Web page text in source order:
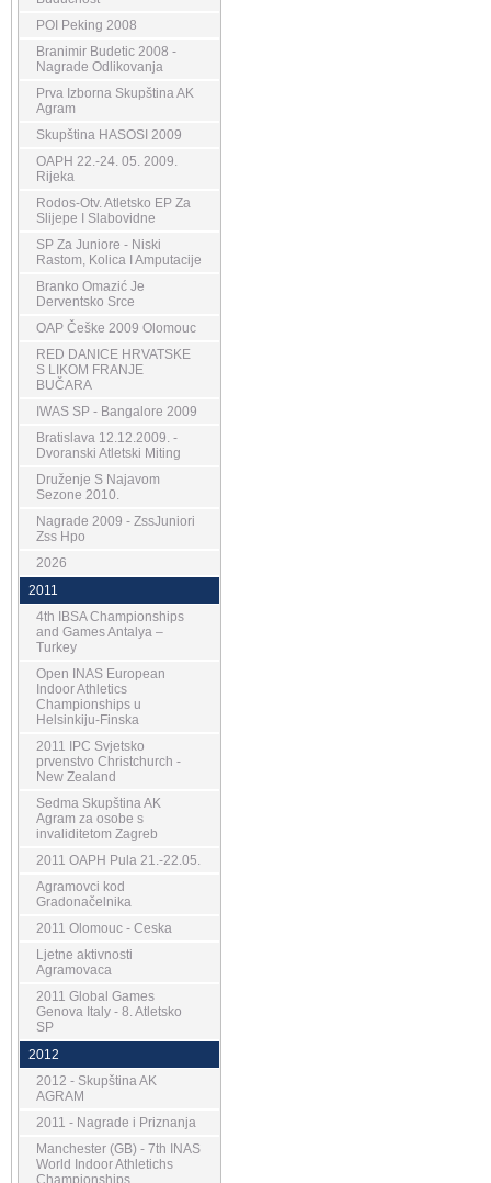
POI Peking 2008
Branimir Budetic 2008 -
Nagrade Odlikovanja
Prva Izborna Skupština AK
Agram
Skupština HASOSI 2009
OAPH 22.-24. 05. 2009.
Rijeka
Rodos-Otv. Atletsko EP Za
Slijepe I Slabovidne
SP Za Juniore - Niski
Rastom, Kolica I Amputacije
Branko Omazić Je
Derventsko Srce
OAP Češke 2009 Olomouc
RED DANICE HRVATSKE
S LIKOM FRANJE
BUČARA
IWAS SP - Bangalore 2009
Bratislava 12.12.2009. -
Dvoranski Atletski Miting
Druženje S Najavom
Sezone 2010.
Nagrade 2009 - ZssJuniori
Zss Hpo
2026
2011
4th IBSA Championships
and Games Antalya –
Turkey
Open INAS European
Indoor Athletics
Championships u
Helsinkiju-Finska
2011 IPC Svjetsko
prvenstvo Christchurch -
New Zealand
Sedma Skupština AK
Agram za osobe s
invaliditetom Zagreb
2011 OAPH Pula 21.-22.05.
Agramovci kod
Gradonačelnika
2011 Olomouc - Ceska
Ljetne aktivnosti
Agramovaca
2011 Global Games
Genova Italy - 8. Atletsko
SP
2012
2012 - Skupština AK
AGRAM
2011 - Nagrade i Priznanja
Manchester (GB) - 7th INAS
World Indoor Athletichs
Championships